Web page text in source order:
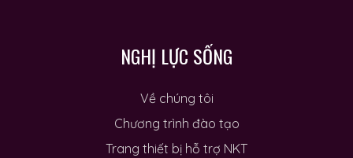
NGHỊ LỰC SỐNG
Về chúng tôi
Chương trình đào tạo
Trang thiết bị hỗ trợ NKT